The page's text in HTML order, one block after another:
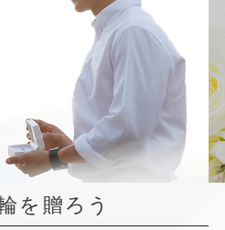
を贈ろう